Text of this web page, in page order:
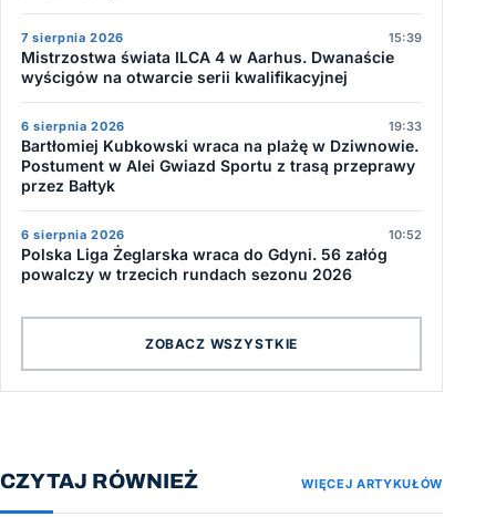
7 sierpnia 2026 15:39
Mistrzostwa świata ILCA 4 w Aarhus. Dwanaście
wyścigów na otwarcie serii kwalifikacyjnej
6 sierpnia 2026 19:33
Bartłomiej Kubkowski wraca na plażę w Dziwnowie.
Postument w Alei Gwiazd Sportu z trasą przeprawy
przez Bałtyk
6 sierpnia 2026 10:52
Polska Liga Żeglarska wraca do Gdyni. 56 załóg
powalczy w trzecich rundach sezonu 2026
ZOBACZ WSZYSTKIE
CZYTAJ RÓWNIEŻ WIĘCEJ ARTYKUŁÓW